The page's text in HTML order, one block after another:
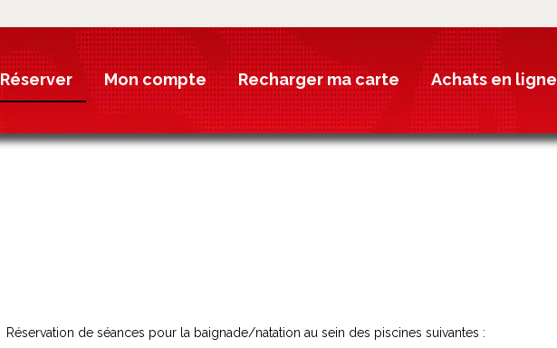
Réserver Mon compte Recharger ma carte Achats en ligne
Réservation de séances pour la baignade/natation au sein des piscines suivantes :